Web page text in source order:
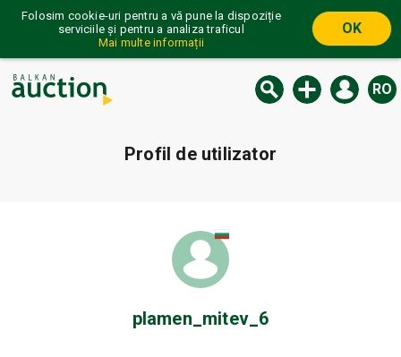
Folosim cookie-uri pentru a vă pune la dispoziție
serviciile și pentru a analiza traficul
Mai multe informații
OK
RO
Profil de utilizator
plamen_mitev_6